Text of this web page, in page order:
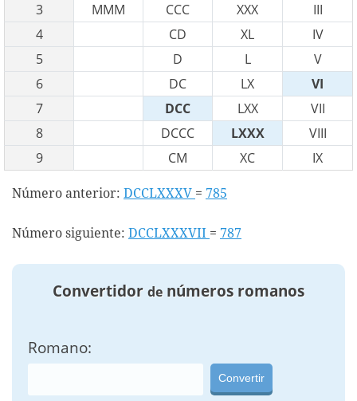
3
MMM CCC XXX
III
4
CD XL
IV
5
D L
V
6
DC LX
VI
7
DCC LXX
VII
8
DCCC LXXX
VIII
9
CM XC IX
Número anterior: DCCLXXXV = 785
Número siguiente: DCCLXXXVII = 787
Convertidor de números romanos
Romano:
Convertir